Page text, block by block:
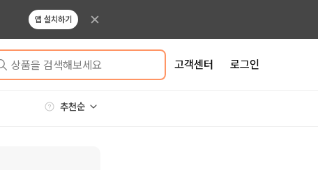
앱 설치하기
상품을 검색해보세요 고객센터 로그인